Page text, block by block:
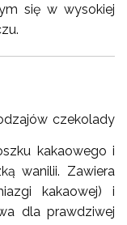
się w wysokiej
czekolady
kakaowego i
wanilii. Zawiera
kakaowej) i
dla prawdziwej